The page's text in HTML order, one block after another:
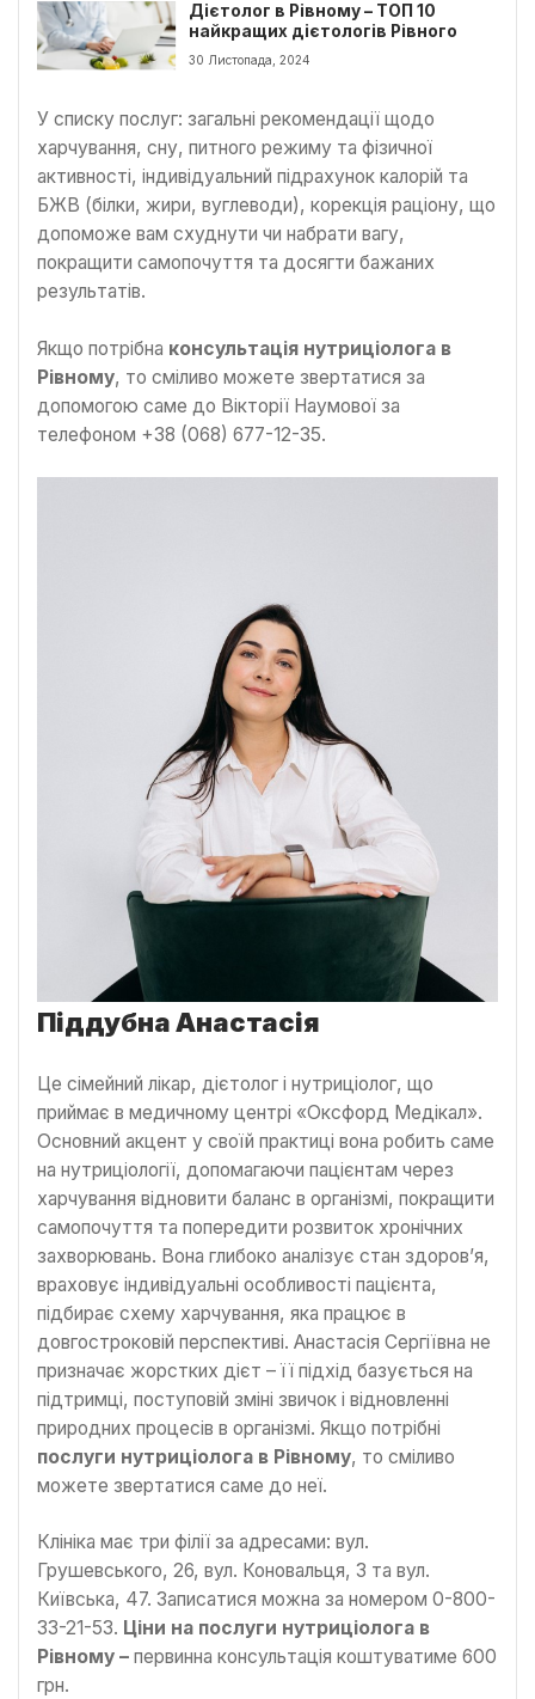
Дієтолог в Рівному – ТОП 10
найкращих дієтологів Рівного
30 Листопада, 2024
У списку послуг: загальні рекомендації щодо
харчування, сну, питного режиму та фізичної
активності, індивідуальний підрахунок калорій та
БЖВ (білки, жири, вуглеводи), корекція раціону, що
допоможе вам схуднути чи набрати вагу,
покращити самопочуття та досягти бажаних
результатів.
Якщо потрібна консультація нутриціолога в
Рівному, то сміливо можете звертатися за
допомогою саме до Вікторії Наумової за
телефоном +38 (068) 677-12-35.
Піддубна Анастасія
Це сімейний лікар, дієтолог і нутриціолог, що
приймає в медичному центрі «Оксфорд Медікал».
Основний акцент у своїй практиці вона робить саме
на нутриціології, допомагаючи пацієнтам через
харчування відновити баланс в організмі, покращити
самопочуття та попередити розвиток хронічних
захворювань. Вона глибоко аналізує стан здоров’я,
враховує індивідуальні особливості пацієнта,
підбирає схему харчування, яка працює в
довгостроковій перспективі. Анастасія Сергіївна не
призначає жорстких дієт – її підхід базується на
підтримці, поступовій зміні звичок і відновленні
природних процесів в організмі. Якщо потрібні
послуги нутриціолога в Рівному, то сміливо
можете звертатися саме до неї.
Клініка має три філії за адресами: вул.
Грушевського, 26, вул. Коновальця, 3 та вул.
Київська, 47. Записатися можна за номером 0-800-
33-21-53. Ціни на послуги нутриціолога в
Рівному – первинна консультація коштуватиме 600
грн.